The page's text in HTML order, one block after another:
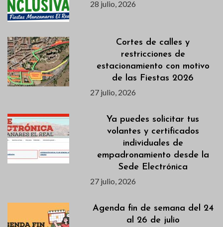
28 julio, 2026
Cortes de calles y
restricciones de
estacionamiento con motivo
de las Fiestas 2026
27 julio, 2026
Ya puedes solicitar tus
volantes y certificados
individuales de
empadronamiento desde la
Sede Electrónica
27 julio, 2026
Agenda fin de semana del 24
al 26 de julio